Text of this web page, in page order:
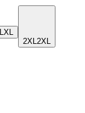
XL
2XL 2XL